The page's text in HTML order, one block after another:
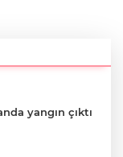
yangın çıktı